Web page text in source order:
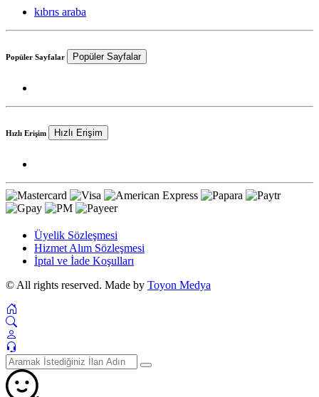
kıbrıs araba
Popüler Sayfalar Popüler Sayfalar
Hızlı Erişim Hızlı Erişim
Üyelik Sözleşmesi
Hizmet Alım Sözleşmesi
İptal ve İade Koşulları
© All rights reserved. Made by Toyon Medya